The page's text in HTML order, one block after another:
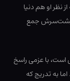
او هم دنیا
جمع
با عزمی راسخ
به تدریج که